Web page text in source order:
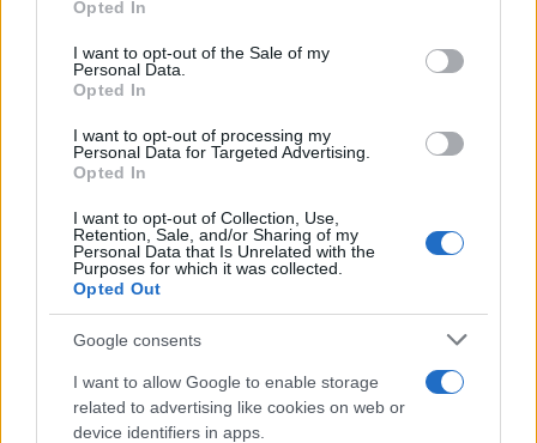
Please note that this website/app uses one or more Google
services and may gather and store information including but
not limited to your visit or usage behaviour. You may click to
grant or deny consent to Google and its third-party tags to
consent section.
Opted In
I want to opt-out of the Sale of my
Personal Data.
Opted In
I want to opt-out of processing my
Personal Data for Targeted Advertising.
Opted In
I want to opt-out of Collection, Use,
Retention, Sale, and/or Sharing of my
Personal Data that Is Unrelated with the
Purposes for which it was collected.
Opted Out
Google consents
I want to allow Google to enable storage
related to advertising like cookies on web or
device identifiers in apps.